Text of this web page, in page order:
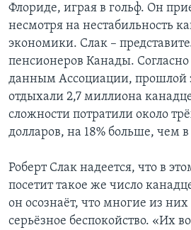
Флориде, играя в гольф. Он
несмотря на нестабильность
экономики. Слак –
пенсионеров Канады.
данным Ассоциации, прошлой
отдыхали 2,7 миллиона
сложности потратили около
долларов, на 18% больше, чем в
Роберт Слак надеется, что в
посетит такое же число
он осознаёт, что многие из
серьёзное беспокойство. «Их